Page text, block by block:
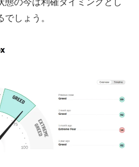
態の今は利確タイミングとし
しょう。